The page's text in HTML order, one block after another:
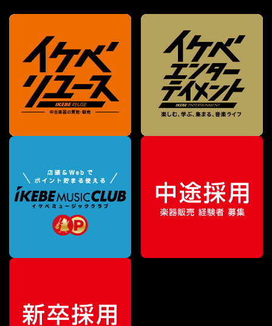
販売価格¥3,630（税込）